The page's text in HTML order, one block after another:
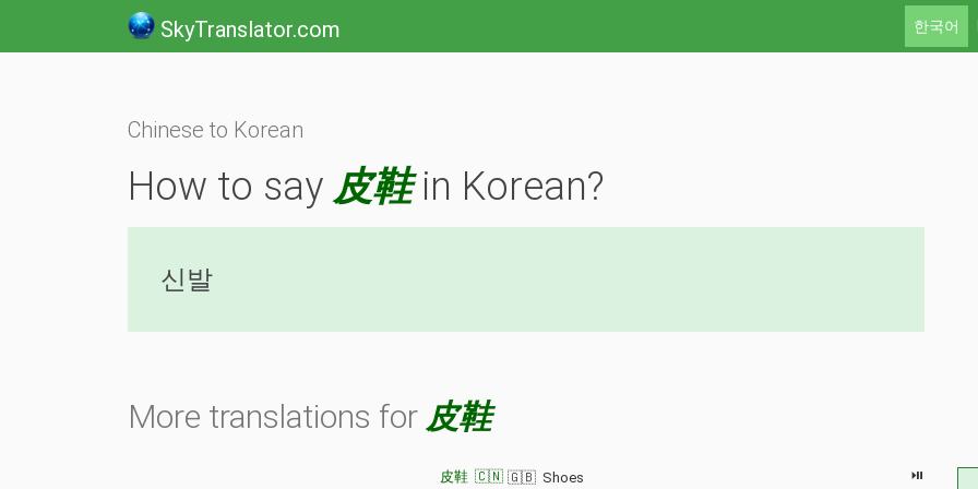
SkyTranslator.com 한국어
Chinese to Korean
How to say 皮鞋in Korean?
신발
More translations for 皮鞋
皮鞋 🇨🇳 🇬🇧 Shoes ⏯